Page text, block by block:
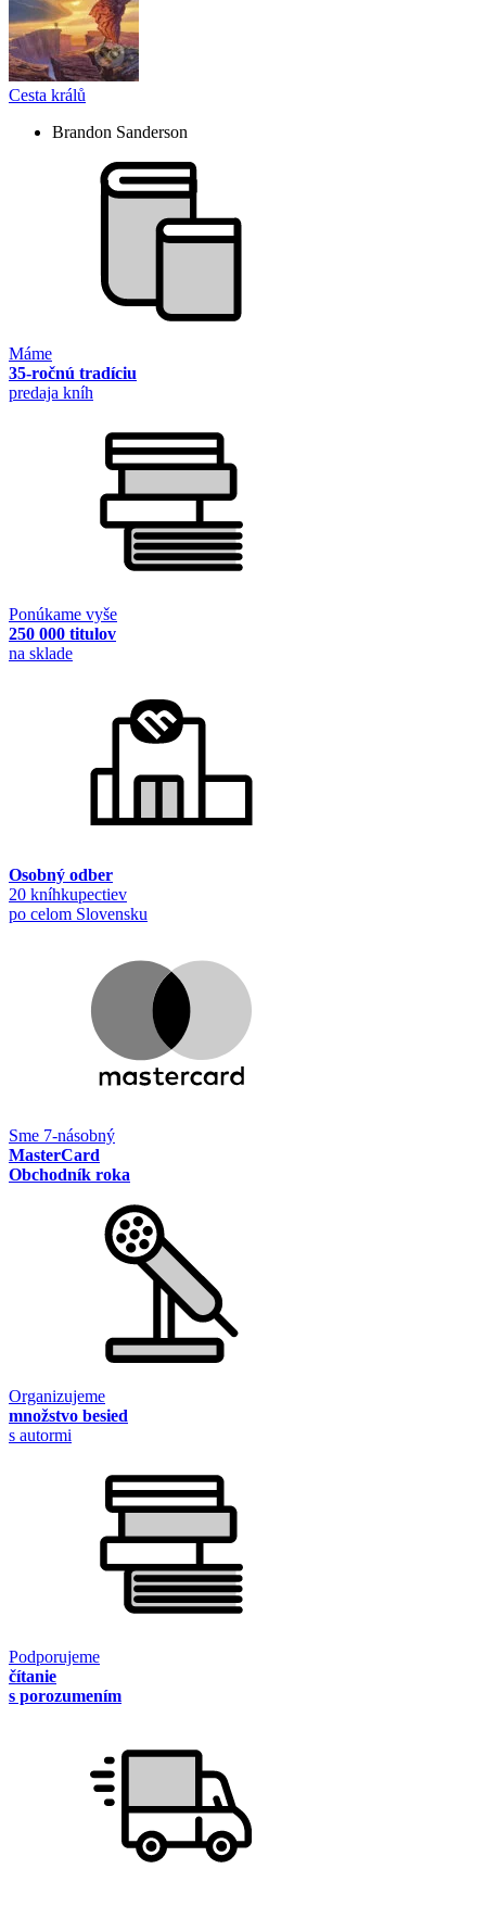
Cesta králů
Brandon Sanderson
Máme
35-ročnú tradíciu
predaja kníh
Ponúkame vyše
250 000 titulov
na sklade
Osobný odber
20 kníhkupectiev
po celom Slovensku
Sme 7-násobný
MasterCard
Obchodník roka
Organizujeme
množstvo besied
s autormi
Podporujeme
čítanie
s porozumením